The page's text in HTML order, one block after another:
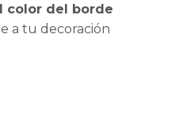
color del borde
a tu decoración